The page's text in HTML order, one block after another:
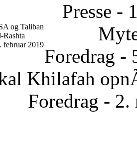
Presse -
og Taliban
februar 2019
Foredrag -
Khilafah
Foredrag - 2.